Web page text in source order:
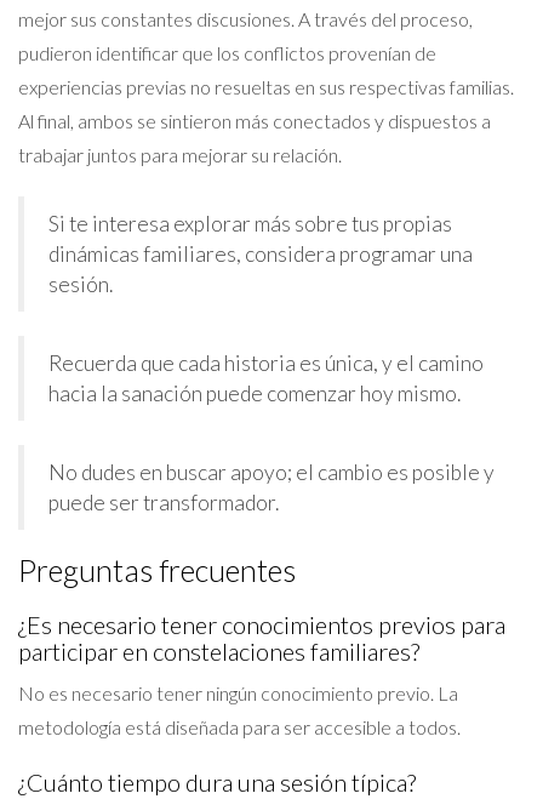
mejor sus constantes discusiones. A través del proceso,
pudieron identificar que los conflictos provenían de
experiencias previas no resueltas en sus respectivas familias.
Al final, ambos se sintieron más conectados y dispuestos a
trabajar juntos para mejorar su relación.
Si te interesa explorar más sobre tus propias
dinámicas familiares, considera programar una
sesión.
Recuerda que cada historia es única, y el camino
hacia la sanación puede comenzar hoy mismo.
No dudes en buscar apoyo; el cambio es posible y
puede ser transformador.
Preguntas frecuentes
¿Es necesario tener conocimientos previos para
participar en constelaciones familiares?
No es necesario tener ningún conocimiento previo. La
metodología está diseñada para ser accesible a todos.
¿Cuánto tiempo dura una sesión típica?